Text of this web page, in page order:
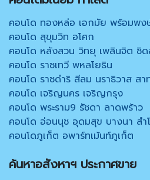
คอนโด ทองหล่อ เอกมัย พร้อมพง
คอนโด สุขุมวิท อโศก
คอนโด หลังสวน วิทยุ เพลินจิต ชิ
คอนโด ราชเทวี พหลโยธิน
คอนโด ราชดำริ สีลม นราธิวาส สา
คอนโด เจริญนคร เจริญกรุง
คอนโด พระราม9 รัชดา ลาดพร้าว
คอนโด อ่อนนุช อุดมสุข บางนา สำ
คอนโดภูเก็ต อพาร์ทเม้นท์ภูเก็ต
ค้นหาอสังหาฯ ประกาศขาย